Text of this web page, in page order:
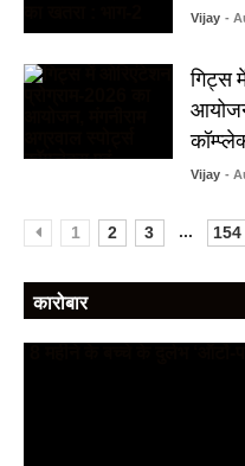
Vijay -
गिट्स
Vijay -
1 2 3 ... 154
कारोबार